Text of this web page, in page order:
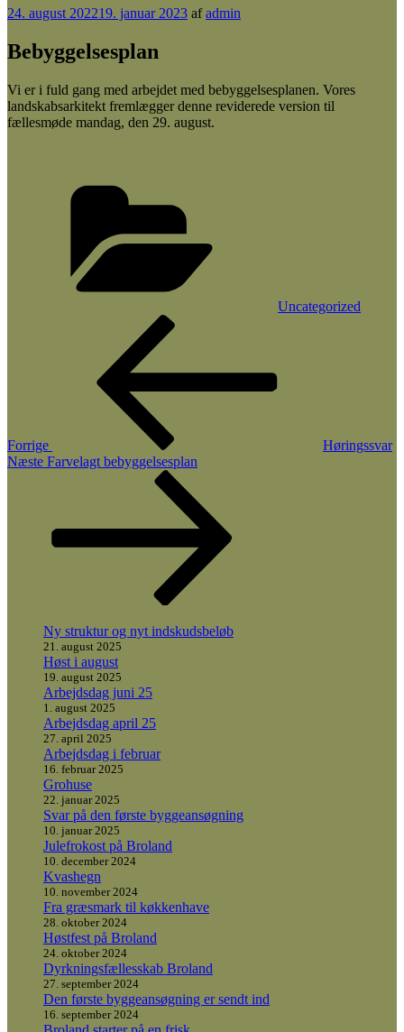
Udgivet
24. august 202219. januar 2023 afadmin
Bebyggelsesplan
Vi er i fuld gang med arbejdet med bebyggelsesplanen. Vores
landskabsarkitekt fremlægger denne reviderede version til
fællesmøde mandag, den 29. august.
Uncategorized
Indlægsnavigation
Forrige
Høringssvar
Næste
Næste Farvelagt bebyggelsesplan
Ny struktur og nyt indskudsbeløb
21. august 2025
Høst i august
19. august 2025
Arbejdsdag juni 25
1. august 2025
Arbejdsdag april 25
27. april 2025
Arbejdsdag i februar
16. februar 2025
Grohuse
22. januar 2025
Svar på den første byggeansøgning
10. januar 2025
Julefrokost på Broland
10. december 2024
Kvashegn
10. november 2024
Fra græsmark til køkkenhave
28. oktober 2024
Høstfest på Broland
24. oktober 2024
Dyrkningsfællesskab Broland
27. september 2024
Den første byggeansøgning er sendt ind
16. september 2024